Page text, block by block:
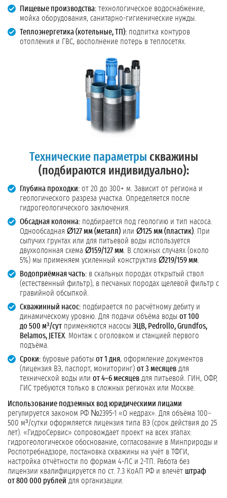
Пищевые производства: технологическое водоснабжение,
мойка оборудования, санитарно-гигиенические нужды.
Теплоэнергетика (котельные, ТП): подпитка контуров
отопления и ГВС, восполнение потерь в теплосетях.
Технические параметры скважины
(подбираются индивидуально):
Глубина проходки: от 20 до 300+ м. Зависит от региона и
геологического разреза участка. Определяется после
гидрогеологического заключения.
Обсадная колонна: подбирается под геологию и тип насоса.
Однообсадная Ø127 мм (металл) или Ø125 мм (пластик) . При
сыпучих грунтах или для питьевой воды используется
двухколонная схема Ø159/127 мм . В сложных случаях (около
5%) мы применяем усиленный конструктив Ø219/159 мм
Водоприёмная часть: в скальных породах открытый ствол
(естественный фильтр), в песчаных породах щелевой фильтр с
гравийной обсыпкой.
Скважинный насос: подбирается по расчётному дебиту и
динамическому уровню. Для подачи объёма воды от 100
до 500 м³/сут применяются насосы ЭЦВ, Pedrollo, Grundfos,
Belamos, JETEX . Монтаж с оголовком и станцией первого
подъёма.
Сроки: буровые работы от 1 дня, оформление документов
(лицензия ВЭ, паспорт, мониторинг) от 3 месяцев для
технической воды или от 4–6 месяцев для питьевой. ГИН, ОФР,
ГИС требуются только в сложных регионах или Москве.
Использование подземных вод юридическими лицами
регулируется законом РФ №2395-1 «О недрах». Для объёма 100–
500 м³/сутки оформляется лицензия типа ВЭ (срок действия до 25
лет). «ГидроСервис» сопровождает проект на всех этапах:
гидрогеологическое обоснование, согласование в Минприроды и
Роспотребнадзоре, постановка скважины на учёт в ТФГИ,
настройка отчётности по формам 4-ЛС и 2-ТП. Работа без
лицензии квалифицируется по ст. 7.3 КоАП РФ и влечёт штраф
от 800 000 рублей для организации.